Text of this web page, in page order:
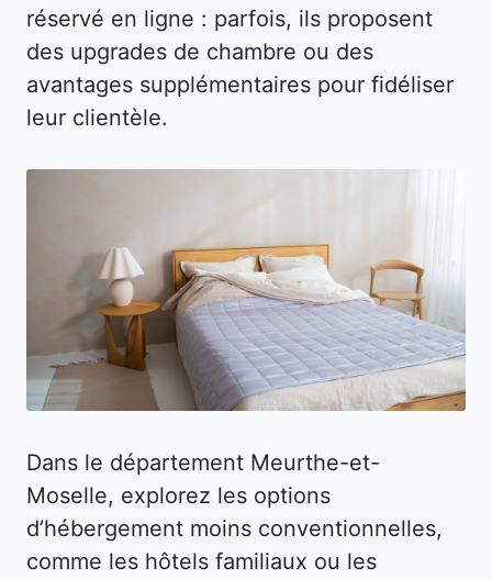
réservé en ligne : parfois, ils proposent
des upgrades de chambre ou des
avantages supplémentaires pour fidéliser
leur clientèle.
Dans le département Meurthe-et-
Moselle, explorez les options
d’hébergement moins conventionnelles,
comme les hôtels familiaux ou les